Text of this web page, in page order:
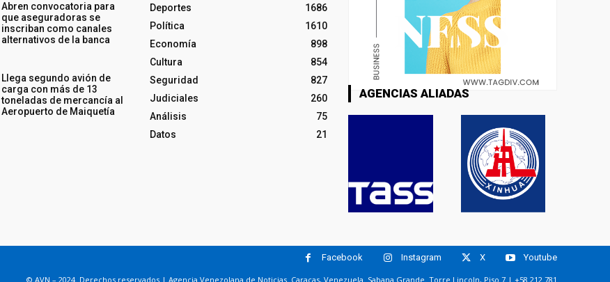
Abren convocatoria para
que aseguradoras se
inscriban como canales
alternativos de la banca
Llega segundo avión de
carga con más de 13
toneladas de mercancía al
Aeropuerto de Maiquetía
Deportes
1686
Política
1610
Economía
898
Cultura
854
Seguridad
827
Judiciales
260
Análisis
75
Datos
21
AGENCIAS ALIADAS
Facebook Instagram X Youtube
© AVN – 2024. Derechos reservados | Agencia Venezolana de Noticias. Caracas, Venezuela. Sabana Grande. Torre Lincoln, Piso 7 | +58 212 781